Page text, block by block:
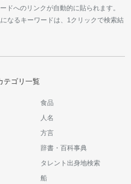
ドへのリンクが自動的に貼られます。
なるキーワードは、1クリックで検索結
テゴリ一覧
食品
人名
方言
辞書・百科事典
タレント出身地検索
船